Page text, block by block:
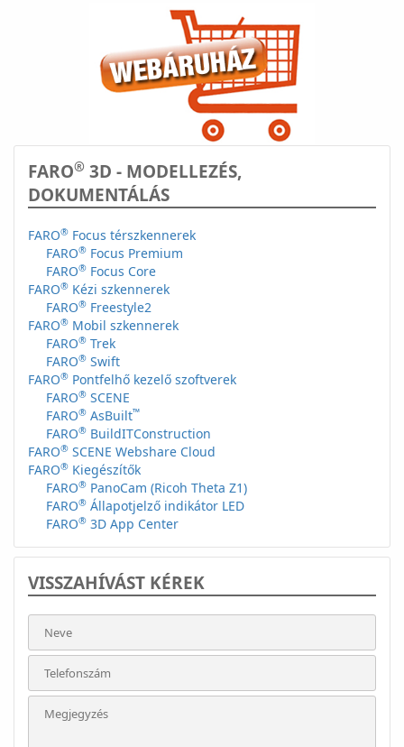
FARO® 3D - MODELLEZÉS,
DOKUMENTÁLÁS
FARO® Focus térszkennerek
FARO® Focus Premium
FARO® Focus Core
FARO® Kézi szkennerek
FARO® Freestyle2
FARO® Mobil szkennerek
FARO® Trek
FARO® Swift
FARO® Pontfelhő kezelő szoftverek
FARO® SCENE
FARO® AsBuilt™
FARO® BuildITConstruction
FARO® SCENE Webshare Cloud
FARO® Kiegészítők
FARO® PanoCam (Ricoh Theta Z1)
FARO® Állapotjelző indikátor LED
FARO® 3D App Center
VISSZAHÍVÁST KÉREK